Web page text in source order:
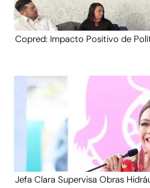
Copred: Impacto Positivo de
Jefa Clara Supervisa Obras